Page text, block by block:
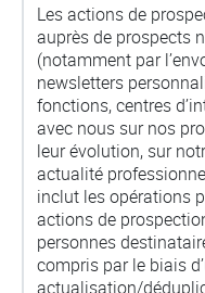
Les actions de
auprès de prospects
(notamment par
newsletters
fonctions, centres
avec nous sur nos
leur évolution, sur
actualité
inclut les opérations
actions de
personnes
compris par le biais
actualisation/